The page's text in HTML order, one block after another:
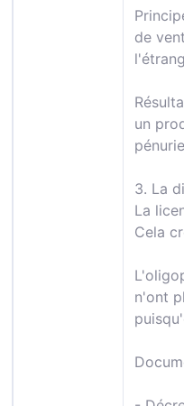
de
un
3. La
La
Cela
n'ont